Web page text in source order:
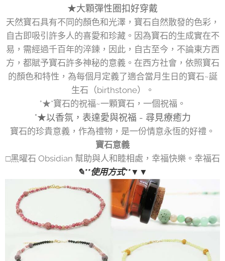
★大顆彈性圈扣好穿戴
天然寶石具有不同的顏色和光澤，寶石自然散發的色彩，
自古即吸引許多人的喜愛和珍藏。因為寶石的生成實在不
易，需經過千百年的淬鍊，因此，自古至今，不論東方西
方，都賦予寶石許多神秘的意義。在西方社會，依照寶石
的顏色和特性，為每個月定義了適合當月生日的寶石~誕
生石（birthstone）。
°★*寶石的祝福~一顆寶石，一個祝福。
°★以香氛，表達愛與祝福 - 尋見療癒力
寶石的珍貴意義，作為禮物，是一份情意永恆的好禮。
寶石意義
□黑曜石 Obsidian 幫助與人和睦相處，幸福快樂。幸福石
✎**使用方式**▼▼